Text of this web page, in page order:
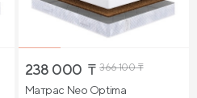
238 000 ₸ 366 100₸
Матрас Neo Optima